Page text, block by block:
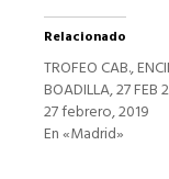
Relacionado
TROFEO CAB.,
BOADILLA, 27 FEB
27 febrero, 2019
En «Madrid»